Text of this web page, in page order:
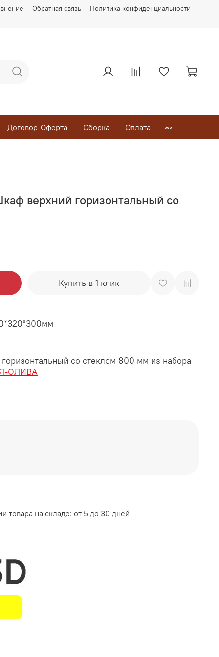
Обратная связь Политика конфиденциальности
Договор-Оферта Сборка Оплата
верхний горизонтальный со
Купить в 1 клик
со стеклом 800 мм из набора
ОЛИВА
товара на складе: от 5 до 30 дней